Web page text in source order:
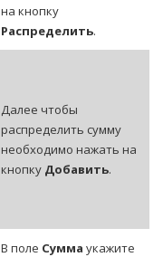
на кнопку
Распределить.
Далее чтобы
распределить сумму
необходимо нажать на
кнопку Добавить.
В поле Сумма укажите